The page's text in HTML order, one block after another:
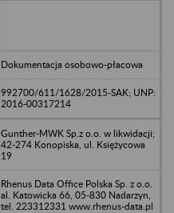
Dokumentacja osobowo-płacowa
992700/611/1628/2015-SAK; UNP:
2016-00317214
Gunther-MWK Sp.z o.o. w likwidacji;
42-274 Konopiska, ul. Księżycowa
19
Rhenus Data Office Polska Sp. z o.o.
al. Katowicka 66, 05-830 Nadarzyn,
tel. 223312331 www.rhenus-data.pl